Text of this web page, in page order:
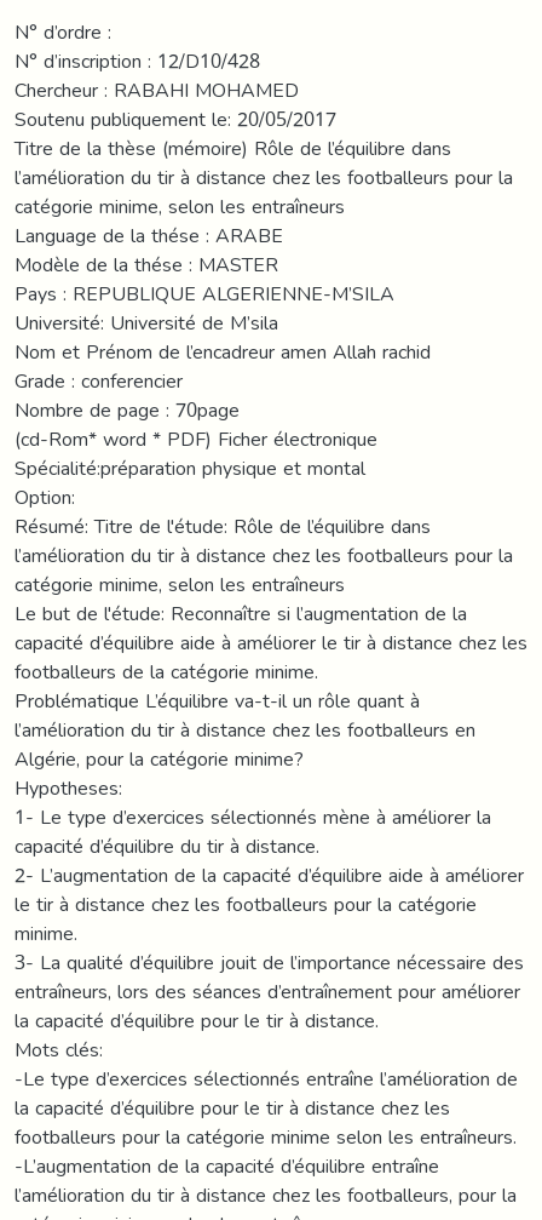
N° d’ordre :
N° d’inscription : 12/D10/428
Chercheur : RABAHI MOHAMED
Soutenu publiquement le: 20/05/2017
Titre de la thèse (mémoire) Rôle de l’équilibre dans
l’amélioration du tir à distance chez les footballeurs pour la
catégorie minime, selon les entraîneurs
Language de la thése : ARABE
Modèle de la thése : MASTER
Pays : REPUBLIQUE ALGERIENNE-M’SILA
Université: Université de M’sila
Nom et Prénom de l’encadreur amen Allah rachid
Grade : conferencier
Nombre de page : 70page
(cd-Rom* word * PDF) Ficher électronique
Spécialité:préparation physique et montal
Option:
Résumé: Titre de l'étude: Rôle de l’équilibre dans
l’amélioration du tir à distance chez les footballeurs pour la
catégorie minime, selon les entraîneurs
Le but de l'étude: Reconnaître si l’augmentation de la
capacité d’équilibre aide à améliorer le tir à distance chez les
footballeurs de la catégorie minime.
Problématique L’équilibre va-t-il un rôle quant à
l’amélioration du tir à distance chez les footballeurs en
Algérie, pour la catégorie minime?
Hypotheses:
1- Le type d’exercices sélectionnés mène à améliorer la
capacité d’équilibre du tir à distance.
2- L’augmentation de la capacité d’équilibre aide à améliorer
le tir à distance chez les footballeurs pour la catégorie
minime.
3- La qualité d’équilibre jouit de l’importance nécessaire des
entraîneurs, lors des séances d’entraînement pour améliorer
la capacité d’équilibre pour le tir à distance.
Mots clés:
-Le type d’exercices sélectionnés entraîne l’amélioration de
la capacité d’équilibre pour le tir à distance chez les
footballeurs pour la catégorie minime selon les entraîneurs.
-L’augmentation de la capacité d’équilibre entraîne
l’amélioration du tir à distance chez les footballeurs, pour la